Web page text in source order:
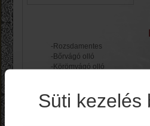
-Rozsdamentes
-Bőrvágó olló
-Körömvágó olló
-Szemöldökcsipesz ferde
Süti kezelés